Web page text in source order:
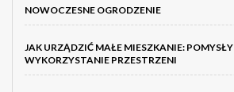
NOWOCZESNE OGRODZENIE
JAK URZĄDZIĆ MAŁE MIESZKANIE:
WYKORZYSTANIE PRZESTRZENI